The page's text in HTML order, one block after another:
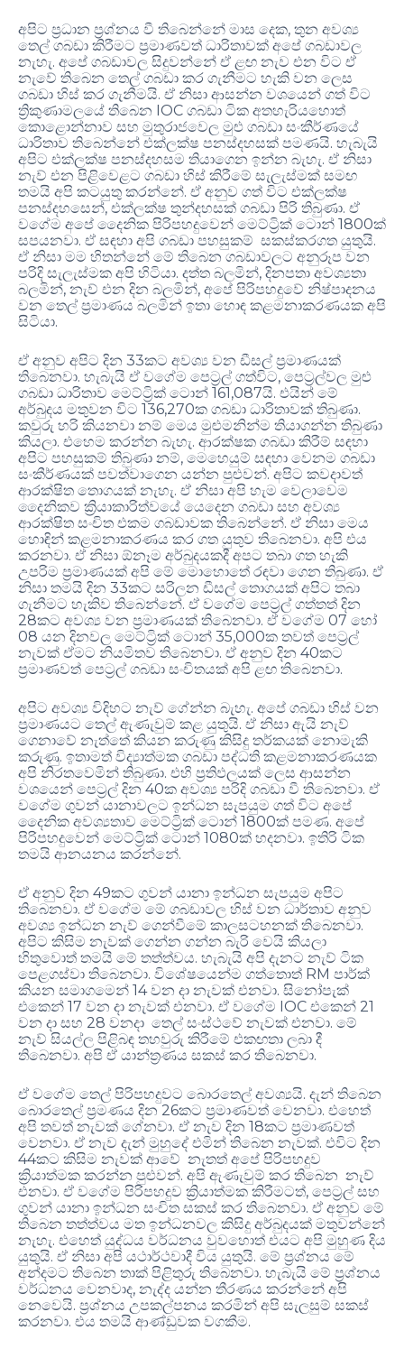
අපිට ප්‍රධාන ප්‍රශ්නය වී තිබෙන්නේ මාස දෙක, තුන අවශ්‍ය
තෙල් ගබඩා කිරීමට ප්‍රමාණවත් ධාරිතාවක් අපේ ගබඩාවල
නැහැ. අපේ ගබඩාවල සිදුවන්නේ ඒ ළඟ නැව එන විට ඒ
නැවේ තිබෙන තෙල් ගබඩා කර ගැනීමට හැකි වන ලෙස
ගබඩා හිස් කර ගැනීමයි. ඒ නිසා ආසන්න වශයෙන් ගත් විට
ත්‍රිකුණාමලයේ තිබෙන IOC ගබඩා ටික අතහැරියහොත්
කොළොන්නාව සහ මුතුරාජවෙල මුළු ගබඩා සංකීර්ණයේ
ධාරිතාව තිබෙන්නේ එක්ලක්ෂ පනස්දහසක් පමණයි. හැබැයි
අපිට එක්ලක්ෂ පනස්දහසම තියාගෙන ඉන්න බැහැ. ඒ නිසා
නැව් එන පිළිවෙළට ගබඩා හිස් කිරීමේ සැලැස්මක් සමඟ
තමයි අපි කටයුතු කරන්නේ. ඒ අනුව ගත් විට එක්ලක්ෂ
පනස්දහසෙන්, එක්ලක්ෂ තුන්දහසක් ගබඩා පිරි තිබුණා. ඒ
වගේම අපේ දෛනික පිරිපහදුවෙන් මෙට්ට්‍රික් ටොන් 1800ක්
සපයනවා. ඒ සඳහා අපි ගබඩා පහසුකම් සකස්කරගත යුතුයි.
ඒ නිසා මම හිතන්නේ මේ තිබෙන ගබඩාවලට අනුරූප වන
පරිදි සැලැස්මක අපි හිටියා. දත්ත බලමින්, දිනපතා අවශ්‍යතා
බලමින්, නැව් එන දින බලමින්, අපේ පිරිපහදුවේ නිෂ්පාදනය
වන තෙල් ප්‍රමාණය බලමින් ඉතා හොඳ කළමනාකරණයක අපි
සිටියා.
ඒ අනුව අපිට දින 33කට අවශ්‍ය වන ඩීසල් ප්‍රමාණයක්
තිබෙනවා. හැබැයි ඒ වගේම පෙට්‍රල් ගත්විට, පෙට්‍රල්වල මුළු
ගබඩා ධාරිතාව මෙට්ට්‍රික් ටොන් 161,087යි. එයින් මේ
අර්බුදය මතුවන විට 136,270ක ගබඩා ධාරිතාවක් තිබුණා.
කවුරු හරි කියනවා නම් මෙය මුළුමනින්ම තියාගන්න තිබුණා
කියලා. එහෙම කරන්න බැහැ. ආරක්ෂක ගබඩා කිරීම් සඳහා
අපිට පහසුකම් තිබුණා නම්, මෙහෙයුම් සඳහා වෙනම ගබඩා
සංකීර්ණයක් පවත්වාගෙන යන්න පුළුවන්. අපිට කවදාවත්
ආරක්ෂිත තොගයක් නැහැ. ඒ නිසා අපි හැම වෙලාවෙම
දෛනිකව ක්‍රියාකාරිත්වයේ යෙදෙන ගබඩා සහ අවශ්‍ය
ආරක්ෂිත සංචිත එකම ගබඩාවක තිබෙන්නේ. ඒ නිසා මෙය
හොඳින් කළමනාකරණය කර ගත යුතුව තිබෙනවා. අපි එය
කරනවා. ඒ නිසා ඕනෑම අර්බුදයකදී අපට තබා ගත හැකි
උපරිම ප්‍රමාණයක් අපි මේ මොහොතේ රඳවා ගෙන තිබුණා. ඒ
නිසා තමයි දින 33කට සරිලන ඩීසල් තොගයක් අපිට තබා
ගැනීමට හැකිව තිබෙන්නේ. ඒ වගේම පෙට්‍රල් ගත්තත් දින
28කට අවශ්‍ය වන ප්‍රමාණයක් තිබෙනවා. ඒ වගේම 07 හෝ
08 යන දිනවල මෙට්ට්‍රික් ටොන් 35,000ක තවත් පෙට්‍රල්
නැවක් ඒමට නියමිතව තිබෙනවා. ඒ අනුව දින 40කට
ප්‍රමාණවත් පෙට්‍රල් ගබඩා සංචිතයක් අපි ළඟ තිබෙනවා.
අපිට අවශ්‍ය විදිහට නැව් ගේන්න බැහැ. අපේ ගබඩා හිස් වන
ප්‍රමාණයට තෙල් ඇණැවුම් කළ යුතුයි. ඒ නිසා ඇයි නැව්
ගෙනාවේ නැත්තේ කියන කරුණු කිසිදු තර්කයක් නොමැකි
කරුණු. ඉතාමත් විද්‍යාත්මක ගබඩා පද්ධති කළමනාකරණයක
අපි නිරතවෙමින් තිබුණා. එහි ප්‍රතිඵලයක් ලෙස ආසන්න
වශයෙන් පෙට්‍රල් දින 40ක අවශ්‍ය පරිදි ගබඩා වී තිබෙනවා. ඒ
වගේම ගුවන් යානාවලට ඉන්ධන සැපයුම ගත් විට අපේ
දෛනික අවශ්‍යතාව මෙට්ට්‍රික් ටොන් 1800ක් පමණ. අපේ
පිරිපහදුවෙන් මෙට්ට්‍රික් ටොන් 1080ක් හදනවා. ඉතිරි ටික
තමයි ආනයනය කරන්නේ.
ඒ අනුව දින 49කට ගුවන් යානා ඉන්ධන සැපයුම අපිට
තිබෙනවා. ඒ වගේම මේ ගබඩාවල හිස් වන ධාර්තාව අනුව
අවශ්‍ය ඉන්ධන නැව් ගෙන්වීමේ කාලසටහනක් තිබෙනවා.
අපිට කිසිම නැවක් ගෙන්න ගන්න බැරි වෙයි කියලා
හිතුවොත් තමයි මේ තත්ත්වය. හැබැයි අපි දැනට නැව් ටික
පෙළගස්වා තිබෙනවා. විශේෂයෙන්ම ගත්තොත් RM පාර්ක්
කියන සමාගමෙන් 14 වන දා නැවක් එනවා. සිනෝපැක්
එකෙන් 17 වන දා නැවක් එනවා. ඒ වගේම IOC එකෙන් 21
වන දා සහ 28 වනදා තෙල් සංස්ථවේ නැවක් එනවා. මේ
නැව් සියල්ල පිළිබඳ තහවුරු කිරීමේ එකඟතා ලබා දී
තිබෙනවා. අපි ඒ යාන්ත්‍රණය සකස් කර තිබෙනවා.
ඒ වගේම තෙල් පිරිපහදුවට බොරතෙල් අවශ්‍යයි. දැන් තිබෙන
බොරතෙල් ප්‍රමණය දින 26කට ප්‍රමාණවත් වෙනවා. එහෙත්
අපි තවත් නැවක් ගේනවා. ඒ නැව දින 18කට ප්‍රමාණවත්
වෙනවා. ඒ නැව දැන් මුහුදේ එමින් තිබෙන නැවක්. එවිට දින
44කට කිසිම නැවක් ආවේ නැතත් අපේ පිරිපහදුව
ක්‍රියාත්මක කරන්න පුළුවන්. අපි ඇණැවුම් කර තිබෙන නැව්
එනවා. ඒ වගේම පිරිපහදුව ක්‍රියාත්මක කිරීමටත්, පෙට්‍රල් සහ
ගුවන් යානා ඉන්ධන සංචිත සකස් කර තිබෙනවා. ඒ අනුව මේ
තිබෙන තත්ත්වය මත ඉන්ධනවල කිසිදු අර්බුදයක් මතුවන්නේ
නැහැ. එහෙත් යුද්ධය වර්ධනය වුවහොත් එයට අපි මුහුණ දිය
යුතුයි. ඒ නිසා අපි යථාර්ථවාදී විය යුතුයි. මේ ප්‍රශ්නය මේ
අන්දමට තිබෙන තාක් පිළිතුරු තිබෙනවා. හැබැයි මේ ප්‍රශ්නය
වර්ධනය වෙනවාද, නැද්ද යන්න තීරණය කරන්නේ අපි
නෙවෙයි. ප්‍රශ්නය උපකල්පනය කරමින් අපි සැලසුම් සකස්
කරනවා. එය තමයි ආණ්ඩුවක වගකීම.